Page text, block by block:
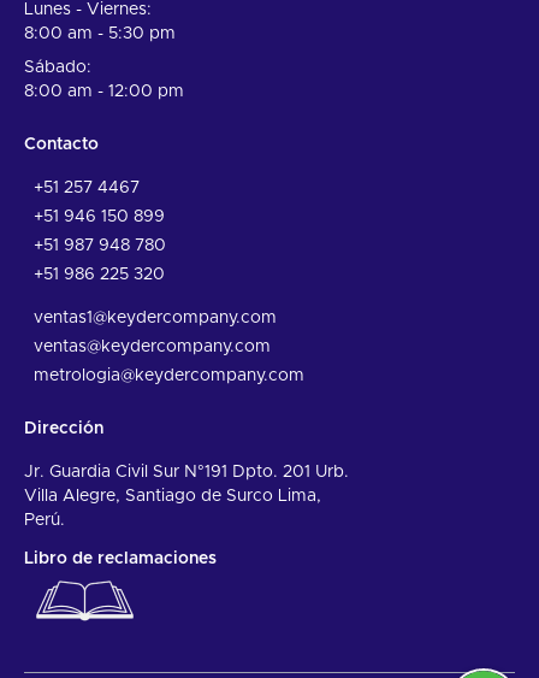
Lunes - Viernes:
8:00 am - 5:30 pm
Sábado:
8:00 am - 12:00 pm
Contacto
+51 257 4467
+51 946 150 899
+51 987 948 780
+51 986 225 320
ventas1@keydercompany.com
ventas@keydercompany.com
metrologia@keydercompany.com
Dirección
Jr. Guardia Civil Sur N°191 Dpto. 201 Urb.
Villa Alegre, Santiago de Surco Lima,
Perú.
Libro de reclamaciones